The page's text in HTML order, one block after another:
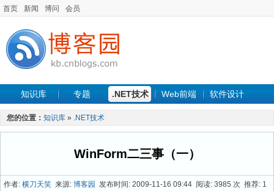
首页 新闻 博问 会员
知识库 专题 .NET技术 Web前端 软件设计
手机开发 软件工程
最新文章
您的位置： 知识库 » .NET技术
WinForm二三事（一）
作者: 横刀天笑 来源: 博客园 发布时间: 2009-11-16 09:44 阅读: 3985 次 推荐: 1